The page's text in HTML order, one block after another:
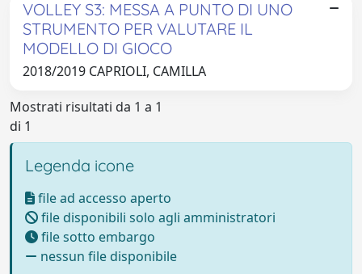
VOLLEY S3: MESSA A PUNTO DI UNO
STRUMENTO PER VALUTARE IL
MODELLO DI GIOCO
2018/2019 CAPRIOLI, CAMILLA
Mostrati risultati da 1 a 1
di 1
Legenda icone
file ad accesso aperto
file disponibili solo agli amministratori
file sotto embargo
nessun file disponibile